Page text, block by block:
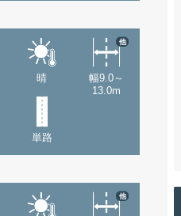
晴
幅9.0～
13.0m
他
単路
他